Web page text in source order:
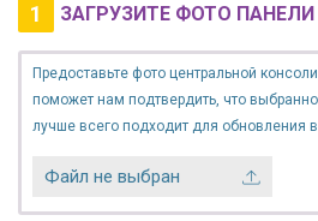
1 ЗАГРУЗИТЕ ФОТО ПАНЕЛИ
Предоставьте фото центральной
поможет нам подтвердить, что
лучше всего подходит для обновления
Файл не выбран